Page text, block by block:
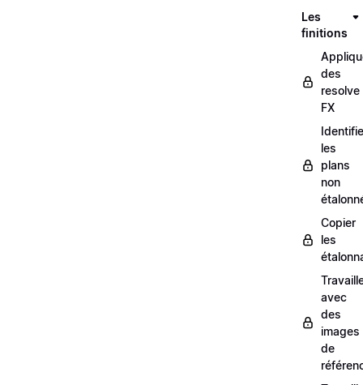
Les
finitions
des
resolve
FX
les
plans
non
Copier
les
avec
des
images
de